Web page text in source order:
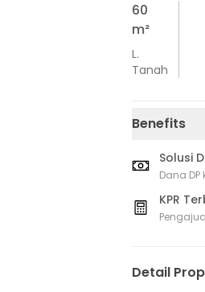
60
m²
L.
Tanah
Benefits
Solusi
Dana
KPR
Detail